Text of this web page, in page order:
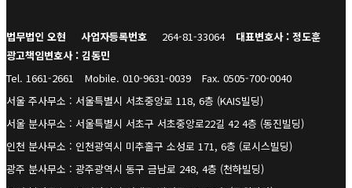
법무법인 오현 사업자등록번호 264-81-33064
대표변호사 : 정도훈
광고책임변호사 : 김동민
Tel. 1661-2661
Mobile. 010-9631-0039
Fax. 0505-700-0040
서울 주사무소 : 서울특별시 서초중앙로 118, 6층 (KAIS빌딩)
서울 분사무소 : 서울특별시 서초구 서초중앙로22길 42 4층 (동진빌딩)
인천 분사무소 : 인천광역시 미추홀구 소성로 171, 6층 (로시스빌딩)
광주 분사무소 : 광주광역시 동구 금남로 248, 4층 (천하빌딩)